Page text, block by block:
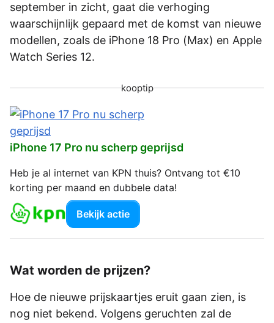
september in zicht, gaat die verhoging
waarschijnlijk gepaard met de komst van nieuwe
modellen, zoals de iPhone 18 Pro (Max) en Apple
Watch Series 12.
kooptip
iPhone 17 Pro nu scherp geprijsd
Heb je al internet van KPN thuis? Ontvang tot €10
korting per maand en dubbele data!
Bekijk actie
Wat worden de prijzen?
Hoe de nieuwe prijskaartjes eruit gaan zien, is
nog niet bekend. Volgens geruchten zal de